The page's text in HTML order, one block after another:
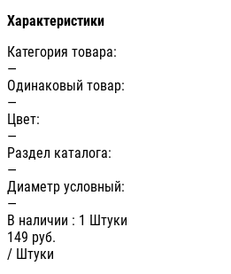
Характеристики
Категория товара:
—
Одинаковый товар:
—
Цвет:
—
Раздел каталога:
—
Диаметр условный:
—
В наличии : 1 Штуки
149 руб.
/ Штуки